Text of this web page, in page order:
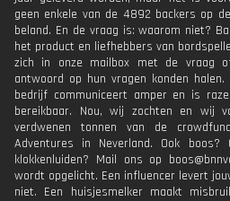
geen enkele van de 4892 backers op
beland. En de vraag is: waarom niet?
het product en liefhebbers van
zich in onze mailbox met de vraag
antwoord op hun vragen konden
bedrijf communiceert amper en is
bereikbaar. Nou, wij zochten en wij
verdwenen tonnen van de
Adventures in Neverland. Ook
klokkenluiden? Mail ons op
wordt opgelicht. Een influencer levert
niet. Een huisjesmelker maakt